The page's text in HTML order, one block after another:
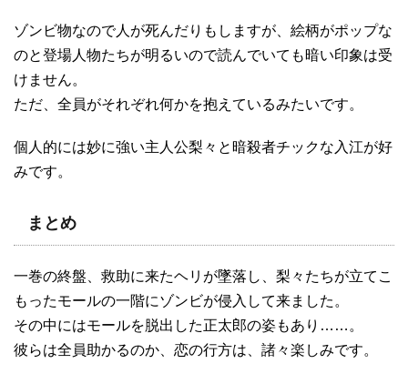
ゾンビ物なので人が死んだりもしますが、絵柄がポップな
のと登場人物たちが明るいので読んでいても暗い印象は受
けません。
ただ、全員がそれぞれ何かを抱えているみたいです。
個人的には妙に強い主人公梨々と暗殺者チックな入江が好
みです。
まとめ
一巻の終盤、救助に来たヘリが墜落し、梨々たちが立てこ
もったモールの一階にゾンビが侵入して来ました。
その中にはモールを脱出した正太郎の姿もあり……。
彼らは全員助かるのか、恋の行方は、諸々楽しみです。